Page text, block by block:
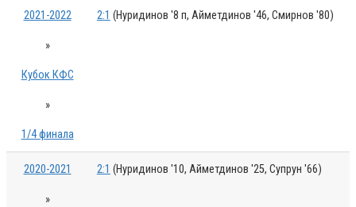
2021-2022
»
Кубок КФС
»
1/4 финала
2:1 (Нуридинов '8 п, Айметдинов '46, Смирнов '80)
2020-2021
»
2:1 (Нуридинов '10, Айметдинов '25, Супрун '66)